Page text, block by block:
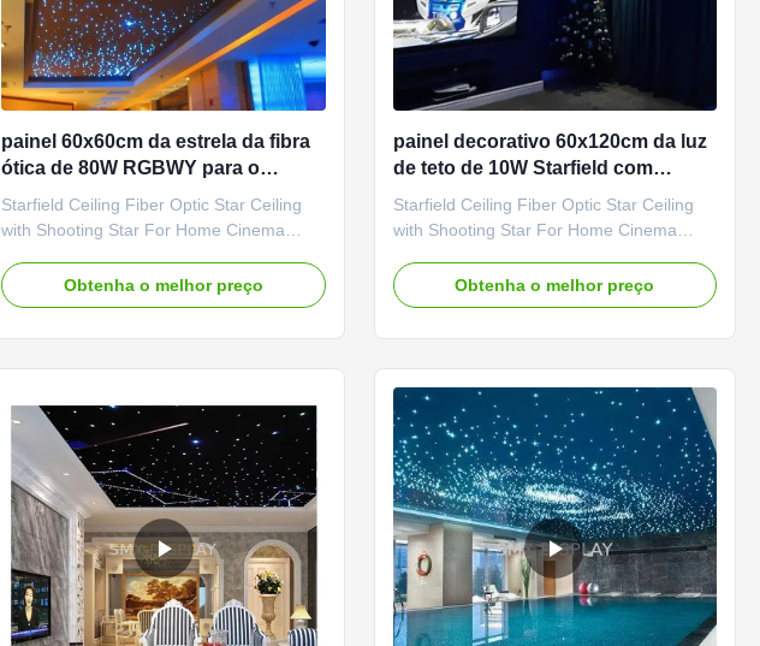
painel 60x60cm da estrela da fibra
ótica de 80W RGBWY para o
controlo a distância do cinema da
casa
Starfield Ceiling Fiber Optic Star Ceiling
with Shooting Star For Home Cinema
realistic star field effect for you,perfect for
Home Theaters, Media Rooms, Rec
Obtenha o melhor preço
painel decorativo 60x120cm da luz
de teto de 10W Starfield com
estrela de tiro
Starfield Ceiling Fiber Optic Star Ceiling
with Shooting Star For Home Cinema
realistic star field effect for you. Ideal for
Home Theaters, Media Rooms, Rec
Obtenha o melhor preço